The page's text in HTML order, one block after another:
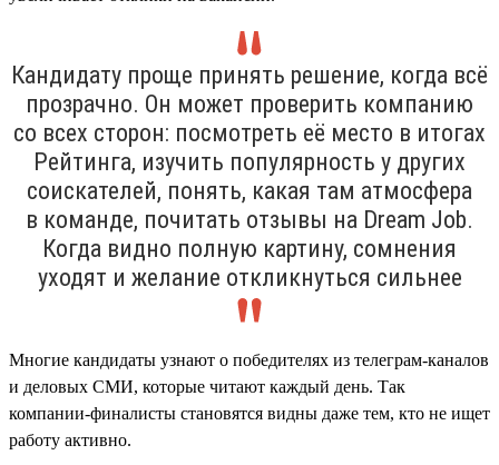
Кандидату проще принять решение, когда всё
прозрачно. Он может проверить компанию
со всех сторон: посмотреть её место в итогах
Рейтинга, изучить популярность у других
соискателей, понять, какая там атмосфера
в команде, почитать отзывы на Dream Job.
Когда видно полную картину, сомнения
уходят и желание откликнуться сильнее
Многие кандидаты узнают о победителях из телеграм-каналов
и деловых СМИ, которые читают каждый день. Так
компании-финалисты становятся видны даже тем, кто не ищет
работу активно.